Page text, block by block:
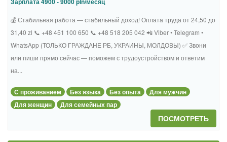
💰 Стабильная работа — стабильный доход! Оплата труда от 24,50 до
31,40 zl 📞 +48 451 100 650 📞 +48 518 205 042 📲 Viber • Telegram •
WhatsApp (ТОЛЬКО ГРАЖДАНЕ РБ, УКРАИНЫ, МОЛДОВЫ) ✅ Звони
или пиши прямо сейчас — поможем с трудоустройством и ответим
на...
С проживанием Без языка Без опыта
Для мужчин
Для женщин
Для семейных пар
ПОСМОТРЕТЬ